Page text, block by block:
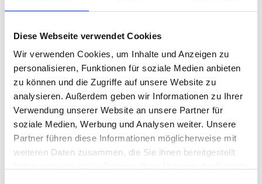
Diese Webseite verwendet Cookies
Wir verwenden Cookies, um Inhalte und Anzeigen zu
personalisieren, Funktionen für soziale Medien anbieten
zu können und die Zugriffe auf unsere Website zu
analysieren. Außerdem geben wir Informationen zu Ihrer
Verwendung unserer Website an unsere Partner für
soziale Medien, Werbung und Analysen weiter. Unsere
Partner führen diese Informationen möglicherweise mit
weiteren Daten zusammen, die Sie ihnen bereitgestellt
Landesrat
Webseite:https://www.salzburg.gv.at/fuerweger
FPÖ Gemeinderatsklub Salzburg
1 2 3 4 5 Nächste Seite